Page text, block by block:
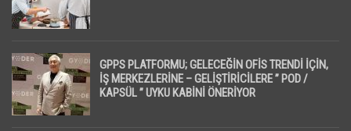
GPPS PLATFORMU; GELECEĞİN OFİS TRENDİ İÇİN,
İŞ MERKEZLERİNE – GELİŞTİRİCİLERE ” POD /
KAPSÜL ” UYKU KABİNİ ÖNERİYOR